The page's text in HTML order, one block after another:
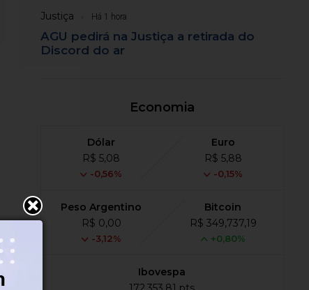
Justiça Há 1 hora
AGU pedirá na Justiça a retirada do
Discord do ar
Economia
Dólar
R$ 5,08
-0,56%
Euro
R$ 5,88
-0,15%
Peso Argentino
R$ 0,00
-3,12%
Bitcoin
R$ 349,737,19
+0,80%
Ibovespa